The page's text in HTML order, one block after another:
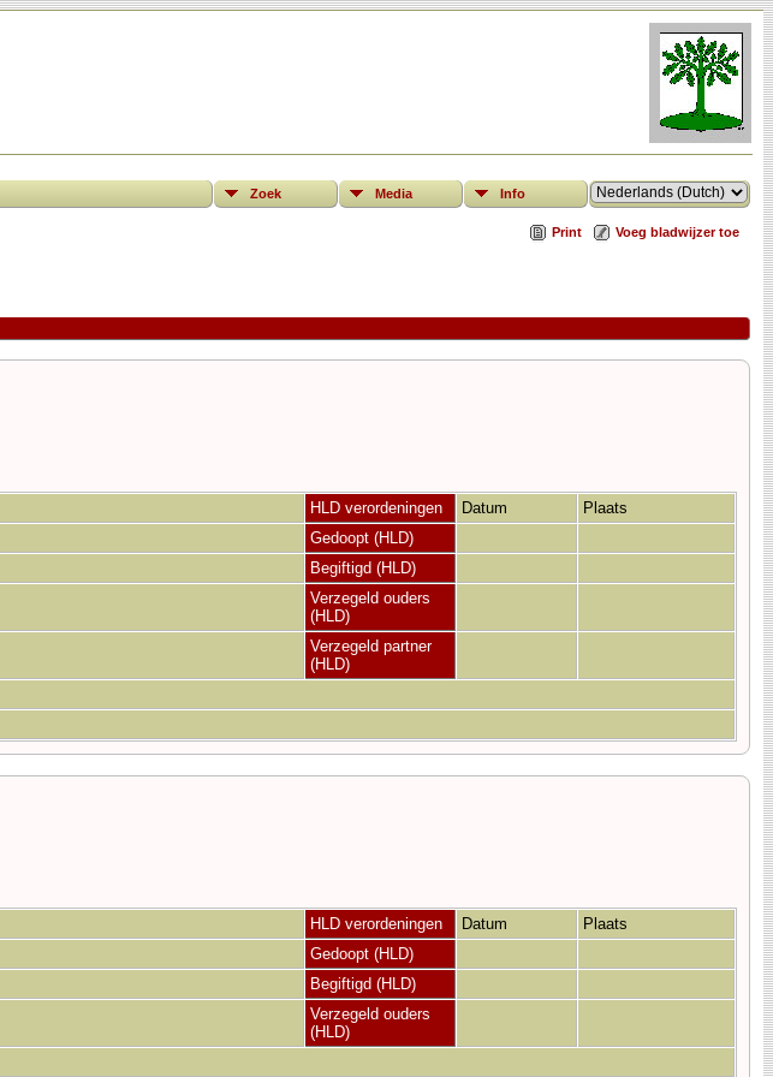
Zoek Media Info
Print Voeg bladwijzer toe
HLD verordeningen Datum
Plaats
Gedoopt (HLD)
Begiftigd (HLD)
Verzegeld ouders
(HLD)
Verzegeld partner
(HLD)
HLD verordeningen Datum
Plaats
Gedoopt (HLD)
Begiftigd (HLD)
Verzegeld ouders
(HLD)